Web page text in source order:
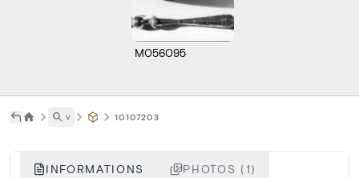
M056095
˅ 10107203
INFORMATIONS PHOTOS (1)